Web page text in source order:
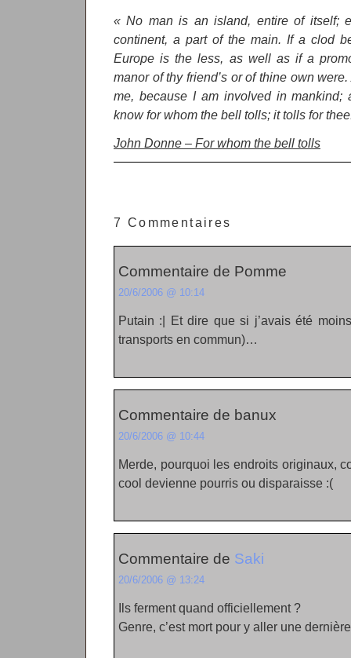
« No man is an island, entire of itself;
continent, a part of the main. If a clod
Europe is the less, as well as if a
manor of thy friend’s or of thine own
me, because I am involved in mankind;
know for whom the bell tolls; it tolls for
John Donne – For whom the bell tolls
7 Commentaires
Commentaire de Pomme
20/6/2006 @ 10:14
Putain :| Et dire que si j’avais été
transports en commun)…
Commentaire de banux
20/6/2006 @ 10:44
Merde, pourquoi les endroits originaux,
cool devienne pourris ou disparaisse :(
Commentaire de Saki
20/6/2006 @ 13:24
Ils ferment quand officiellement ?
Genre, c’est mort pour y aller une